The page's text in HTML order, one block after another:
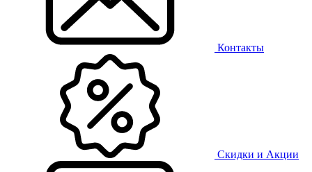
Контакты
Скидки и Акции